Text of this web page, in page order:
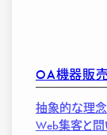
OA機器販売
抽象的な理
Web集客と